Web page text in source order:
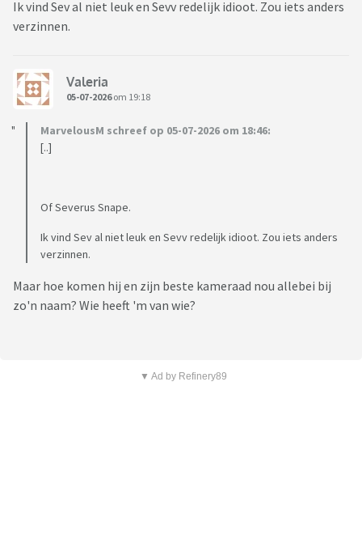
Ik vind Sev al niet leuk en Sevv redelijk idioot. Zou iets anders
verzinnen.
Valeria
05-07-2026om 19:18
MarvelousM schreef op 05-07-2026 om 18:46:
[..]
Of Severus Snape.
Ik vind Sev al niet leuk en Sevv redelijk idioot. Zou iets anders
verzinnen.
Maar hoe komen hij en zijn beste kameraad nou allebei bij
zo'n naam? Wie heeft 'm van wie?
▼ Ad by Refinery89